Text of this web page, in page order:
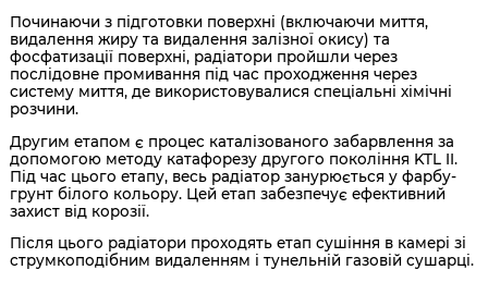
Починаючи з підготовки поверхні (включаючи миття,
видалення жиру та видалення залізної окису) та
фосфатизації поверхні, радіатори пройшли через
послідовне промивання під час проходження через
систему миття, де використовувалися спеціальні хімічні
розчини.
Другим етапом є процес каталізованого забарвлення за
допомогою методу катафорезу другого покоління KTL II.
Під час цього етапу, весь радіатор занурюється у фарбу-
грунт білого кольору. Цей етап забезпечує ефективний
захист від корозії.
Після цього радіатори проходять етап сушіння в камері зі
струмкоподібним видаленням і тунельній газовій сушарці.